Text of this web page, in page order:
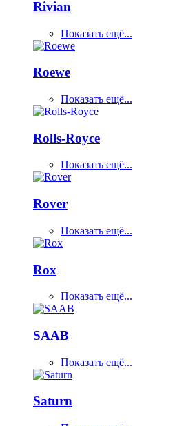
Rivian
Показать ещё...
Roewe
Показать ещё...
Rolls-Royce
Показать ещё...
Rover
Показать ещё...
Rox
Показать ещё...
SAAB
Показать ещё...
Saturn